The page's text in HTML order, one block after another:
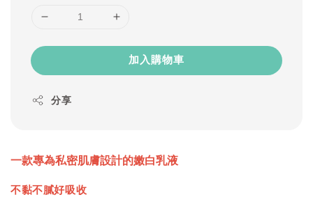
加入購物車
分享
一款專為私密肌膚設計的嫩白乳液
不黏不膩好吸收